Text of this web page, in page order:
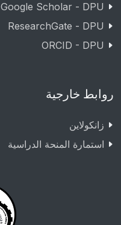
Google Scholar - DPU
ResearchGate - DPU
ORCID - DPU
روابط خارجية
زانکولاین
استمارة المنحة الدراسية